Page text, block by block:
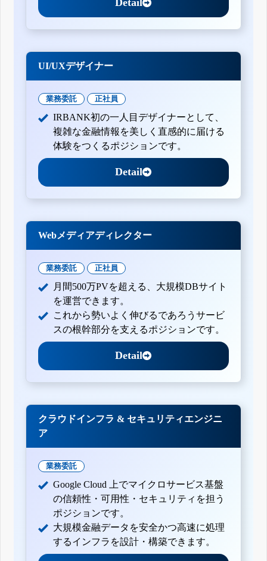
Detail
UI/UXデザイナー
業務委託 正社員
IRBANK初の一人目デザイナーとして、
複雑な金融情報を美しく直感的に届ける
体験をつくるポジションです。
Detail
Webメディアディレクター
業務委託 正社員
月間500万PVを超える、大規模DBサイト
を運営できます。
これから勢いよく伸びるであろうサービ
スの根幹部分を支えるポジションです。
Detail
クラウドインフラ & セキュリティエンジニ
ア
業務委託
Google Cloud 上でマイクロサービス基盤
の信頼性・可用性・セキュリティを担う
ポジションです。
大規模金融データを安全かつ高速に処理
するインフラを設計・構築できます。